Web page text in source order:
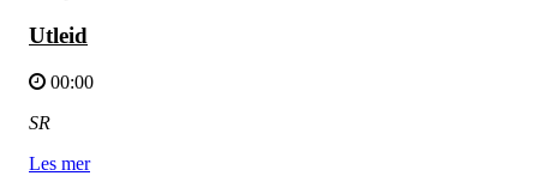
Utleid
00:00
SR
Les mer